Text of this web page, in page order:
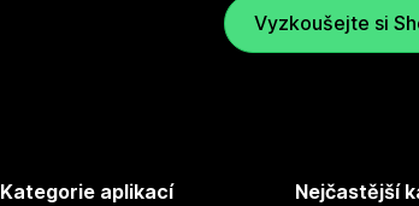
Vyzkoušejte si
Kategorie aplikací Nejčastější